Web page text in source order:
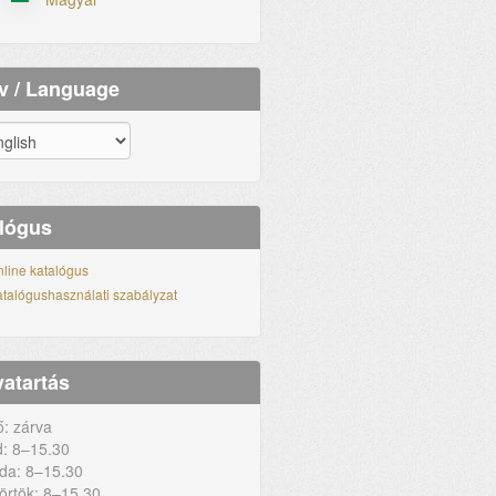
/ Language
katalógus
szabályzat
zárva
8–15.30
8–15.30